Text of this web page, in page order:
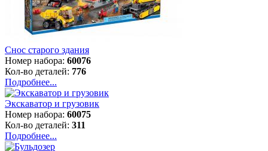
Снос старого здания
Номер набора: 60076
Кол-во деталей: 776
Подробнее...
Экскаватор и грузовик
Номер набора: 60075
Кол-во деталей: 311
Подробнее...